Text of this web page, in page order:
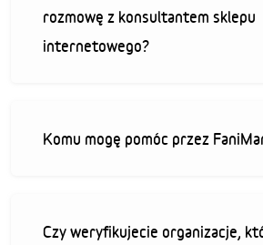
rozmowę z konsultantem sklepu
internetowego?
Komu mogę pomóc przez
Czy weryfikujecie organizacje,